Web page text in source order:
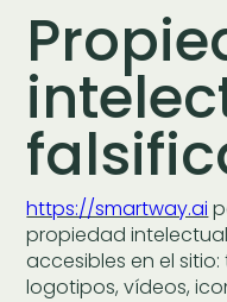
https://smartway.ai
propiedad
accesibles en el
logotipos, vídeos,